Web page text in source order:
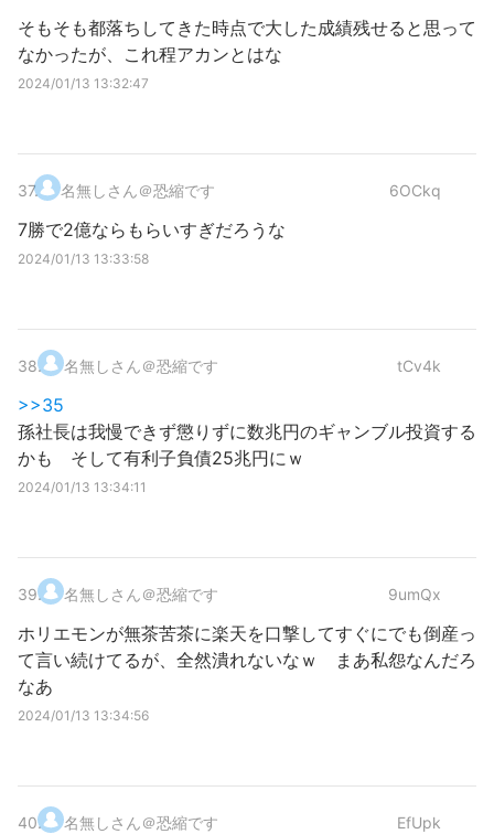
そもそも都落ちしてきた時点で大した成績残せると思って
なかったが、これ程アカンとはな
2024/01/13 13:32:47
37. 名無しさん＠恐縮です 6OCkq
7勝で2億ならもらいすぎだろうな
2024/01/13 13:33:58
38. 名無しさん＠恐縮です tCv4k
>>35
孫社長は我慢できず懲りずに数兆円のギャンブル投資する
かも そして有利子負債25兆円にｗ
2024/01/13 13:34:11
39. 名無しさん＠恐縮です 9umQx
ホリエモンが無茶苦茶に楽天を口撃してすぐにでも倒産っ
て言い続けてるが、全然潰れないなｗ まあ私怨なんだろ
なあ
2024/01/13 13:34:56
40. 名無しさん＠恐縮です EfUpk